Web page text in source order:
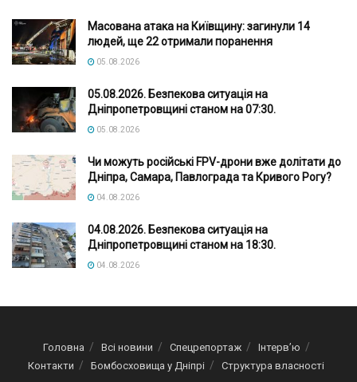
Масована атака на Київщину: загинули 14
людей, ще 22 отримали поранення
05.08.2026
05.08.2026. Безпекова ситуація на
Дніпропетровщині станом на 07:30.
05.08.2026
Чи можуть російські FPV-дрони вже долітати до
Дніпра, Самара, Павлограда та Кривого Рогу?
04.08.2026
04.08.2026. Безпекова ситуація на
Дніпропетровщині станом на 18:30.
04.08.2026
Головна Всі новини Спецрепортаж
Інтерв’ю
Контакти
Бомбосховища у Дніпрі Структура власності